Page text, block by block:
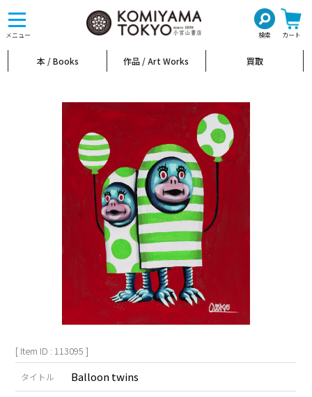
メニュー 検索 カート
toggle
navigation
本 / Books 作品 / Art Works 買取
[ Item ID : 113095 ]
タイトル Balloon twins